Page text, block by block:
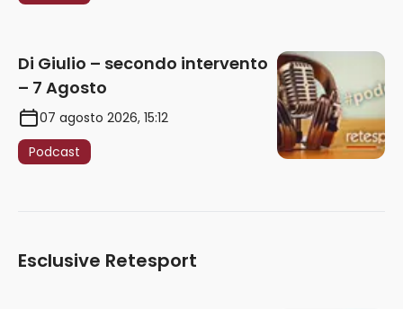
Di Giulio – secondo intervento
– 7 Agosto
07 agosto 2026, 15:12
Podcast
Esclusive Retesport